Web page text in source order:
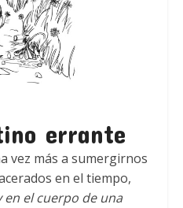
errante
vez más a sumergirnos
en el tiempo,
en el cuerpo de una